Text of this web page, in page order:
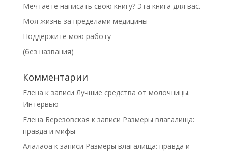
Мечтаете написать свою книгу? Эта книга для вас.
Моя жизнь за пределами медицины
Поддержите мою работу
(без названия)
Комментарии
Елена к записиЛучшие средства от молочницы.
Интервью
Елена Березовская к записи Размеры влагалища:
правда и мифы
Алалаоа к записи Размеры влагалища: правда и